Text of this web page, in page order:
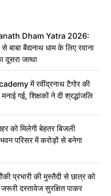
Dham Yatra 2026:
बैद्यनाथ धाम के लिए रवाना
दूसरा जत्था
में रवींद्रनाथ टैगोर की
गई, शिक्षकों ने दी श्रद्धांजलि
को मिलेगी बेहतर बिजली
परिसर में करोड़ों से बनेगा
प्रभारी की मुस्तैदी से छात्र को
दस्तावेज सुरक्षित पाकर